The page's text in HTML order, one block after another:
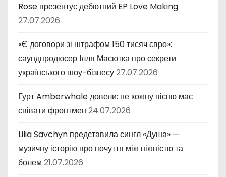
Rose презентує дебютний EP Love Making
27.07.2026
«Є договори зі штрафом 150 тисяч євро»:
саундпродюсер Ілля Масютка про секрети
українського шоу-бізнесу27.07.2026
Гурт Amberwhale довели: не кожну пісню має
співати фронтмен 24.07.2026
Lilia Savchyn представила сингл «Душа» —
музичну історію про почуття між ніжністю та
болем 21.07.2026